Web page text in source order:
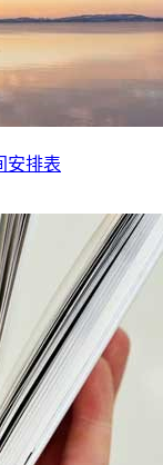
安排表